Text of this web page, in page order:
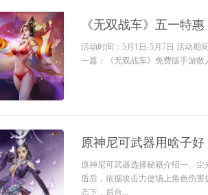
《无双战车》五一特
活动时间：5月1日-5月7日 活动期
一篇：《无双战车》免费版手游散
原神尼可武器用啥子
原神尼可武器选择秘籍介绍一、尘
盾后，依据攻击力使场上角色伤
态下，后台...